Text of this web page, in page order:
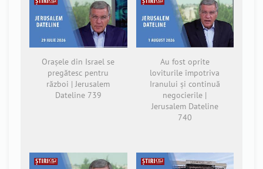
Orașele din Israel se
pregătesc pentru
război | Jerusalem
Dateline 739
Au fost oprite
loviturile împotriva
Iranului și continuă
negocierile |
Jerusalem Dateline
740